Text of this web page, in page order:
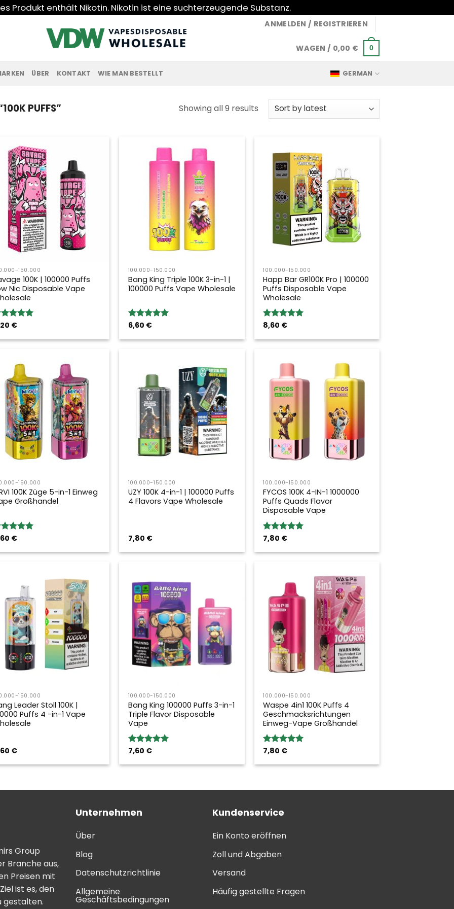
Produkt enthält Nikotin. Nikotin ist eine suchterzeugende Substanz.
ANMELDEN / REGISTRIEREN
WAGEN / 0,00 € 0
ÜBER KONTAKT WIE MAN BESTELLT GERMAN
PUFFS” Showing all 9 resultsSorted
150.000
100K | 100000 Puffs
Nic Disposable Vape
€
100.000-150.000
Bang King Triple 100K 3-in-1 |
100000 Puffs Vape Wholesale
Bewertung:
6,60 €
100.000-150.000
Happ Bar GR100K Pro | 100000
Puffs Disposable Vape
Wholesale
Bewertung:
8,60 €
150.000
100K Züge 5-in-1 Einweg
Großhandel
€
100.000-150.000
UZY 100K 4-in-1 | 100000 Puffs
4 Flavors Vape Wholesale
7,80 €
100.000-150.000
FYCOS 100K 4-IN-1 1000000
Puffs Quads Flavor
Disposable Vape
Bewertung:
7,80 €
150.000
Leader Stoll 100K |
Puffs 4 -in-1 Vape
€
100.000-150.000
Bang King 100000 Puffs 3-in-1
Triple Flavor Disposable
Vape
Bewertung:
7,60 €
100.000-150.000
Waspe 4in1 100K Puffs 4
Geschmacksrichtungen
Einweg-Vape Großhandel
Bewertung:
7,80 €
Group
Branche aus,
Preisen mit
ist es, den
gestalten.
Unternehmen
Über
Blog
Datenschutzrichtlinie
Allgemeine
Geschäftsbedingungen
Kundenservice
Ein Konto eröffnen
Zoll und Abgaben
Versand
Häufig gestellte Fragen